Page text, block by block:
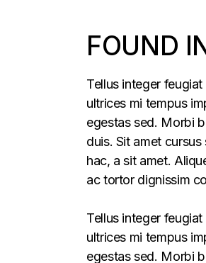
FOUND
Tellus integer
ultrices mi tempus
egestas sed. Morbi
duis. Sit amet
hac, a sit amet.
ac tortor dignissim
Tellus integer
ultrices mi tempus
egestas sed. Morbi